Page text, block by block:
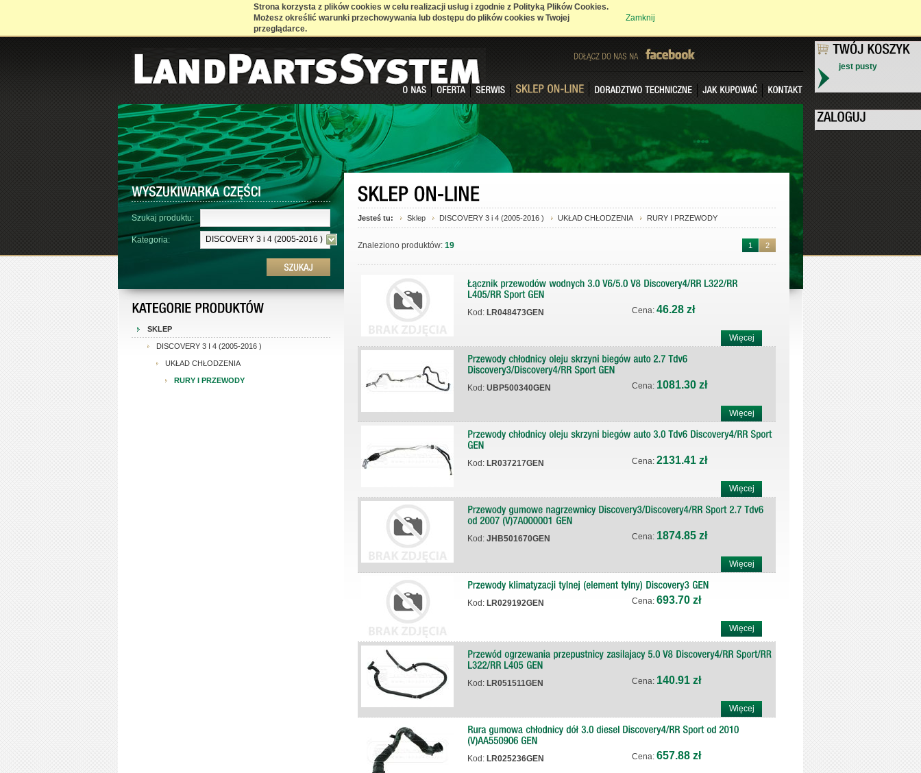
Strona korzysta z plików cookies w celu realizacji usług i zgodnie z Polityką Plików Cookies.
Możesz określić warunki przechowywania lub dostępu do plików cookies w Twojej
przeglądarce.
Zamknij
Szukaj produktu:
Kategoria: DISCOVERY 3 i 4 (2005-2016 )
jest pusty
SKLEP
DISCOVERY 3 I 4 (2005-2016 )
UKŁAD CHŁODZENIA
RURY I PRZEWODY
Jesteś tu: Sklep DISCOVERY 3 i 4 (2005-2016 ) UKŁAD CHŁODZENIA RURY I PRZEWODY
Znaleziono produktów: 19 1 2
Kod: LR048473GEN Cena: 46.28 zł
Więcej
Kod: UBP500340GEN Cena: 1081.30 zł
Więcej
Kod: LR037217GEN Cena: 2131.41 zł
Więcej
Kod: JHB501670GEN Cena: 1874.85 zł
Więcej
Kod: LR029192GEN Cena: 693.70 zł
Więcej
Kod: LR051511GEN Cena: 140.91 zł
Więcej
Kod: LR025236GEN Cena: 657.88 zł